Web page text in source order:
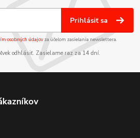
Prihlásiť sa
osobných údajov za účelom zasielania newslettera.
odhlásiť. Zasielame raz za 14 dní.